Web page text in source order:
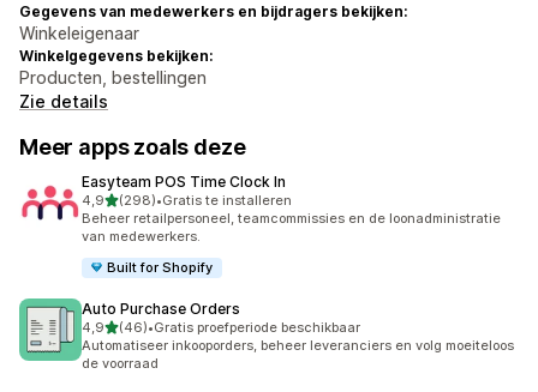
Gegevens van medewerkers en bijdragers bekijken:
Winkeleigenaar
Winkelgegevens bekijken:
Producten, bestellingen
Zie details
Meer apps zoals deze
Easyteam POS Time Clock In
4,9van 5 sterren
(298)
298 recensies in totaal
•Gratis te installeren
Beheer retailpersoneel, teamcommissies en de loonadministratie
van medewerkers.
Built for Shopify
Auto Purchase Orders
4,9van 5 sterren
(46)
46 recensies in totaal
•Gratis proefperiode beschikbaar
Automatiseer inkooporders, beheer leveranciers en volg moeiteloos
de voorraad